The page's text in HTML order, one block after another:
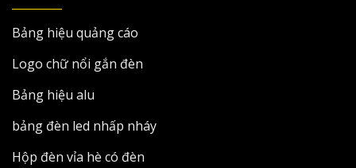
Bảng hiệu quảng cáo
Logo chữ nổi gắn đèn
Bảng hiệu alu
bảng đèn led nhấp nháy
Hộp đèn vỉa hè có đèn